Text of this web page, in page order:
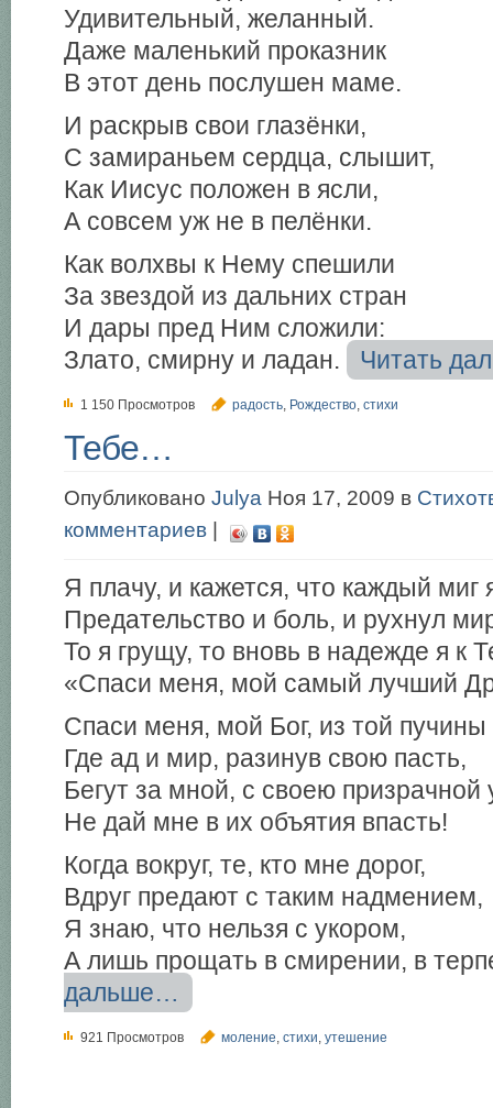
Удивительный, желанный.
Даже маленький проказник
В этот день послушен маме.
И раскрыв свои глазёнки,
С замираньем сердца, слышит,
Как Иисус положен в ясли,
А совсем уж не в пелёнки.
Как волхвы к Нему спешили
За звездой из дальних стран
И дары пред Ним сложили:
Злато, смирну и ладан.
Читать
1 150 Просмотров радость, Рождество, стихи
Тебе…
Опубликовано Julya Ноя 17, 2009 в
комментариев |
Я плачу, и кажется, что каждый миг
Предательство и боль, и рухнул
То я грущу, то вновь в надежде я к
«Спаси меня, мой самый лучший
Спаси меня, мой Бог, из той
Где ад и мир, разинув свою пасть,
Бегут за мной, с своею призрачной
Не дай мне в их объятия впасть!
Когда вокруг, те, кто мне дорог,
Вдруг предают с таким надмением,
Я знаю, что нельзя с укором,
А лишь прощать в смирении, в
дальше…
921 Просмотров моление стихи утешение